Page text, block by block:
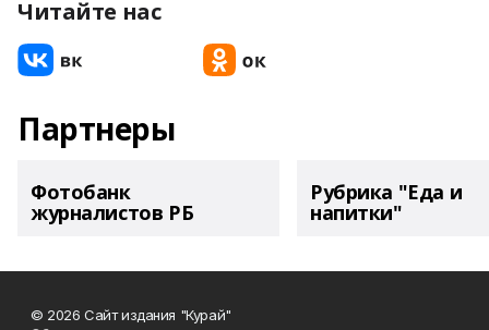
Читайте нас
Партнеры
Фотобанк
журналистов РБ
Рубрика "Еда и
напитки"
© 2026 Сайт издания "Курай"